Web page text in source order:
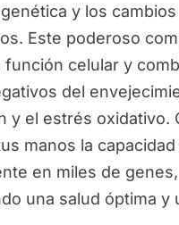
y los cambios
Este poderoso
función celular y
del
y el estrés oxidativo.
manos la
en miles de genes,
una salud óptima y